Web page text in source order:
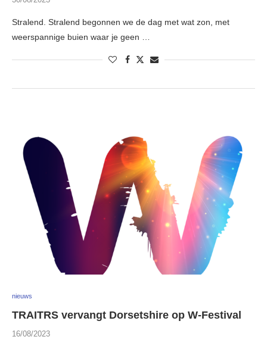
Stralend. Stralend begonnen we de dag met wat zon, met
weerspannige buien waar je geen …
nieuws
TRAITRS vervangt Dorsetshire op W-Festival
16/08/2023